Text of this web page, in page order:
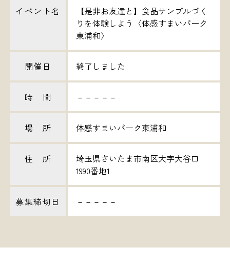
イベント名
【是非お友達と】食品サンプルづく
りを体験しよう〈体感すまいパーク
東浦和〉
開催日 終了しました
時 間 －－－－－
場 所 体感すまいパーク東浦和
住 所
埼玉県さいたま市南区大字大谷口
1990番地1
募集締切日 －－－－－